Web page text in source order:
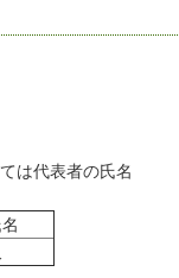
は代表者の氏名